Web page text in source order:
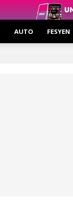
AUTO FESYEN